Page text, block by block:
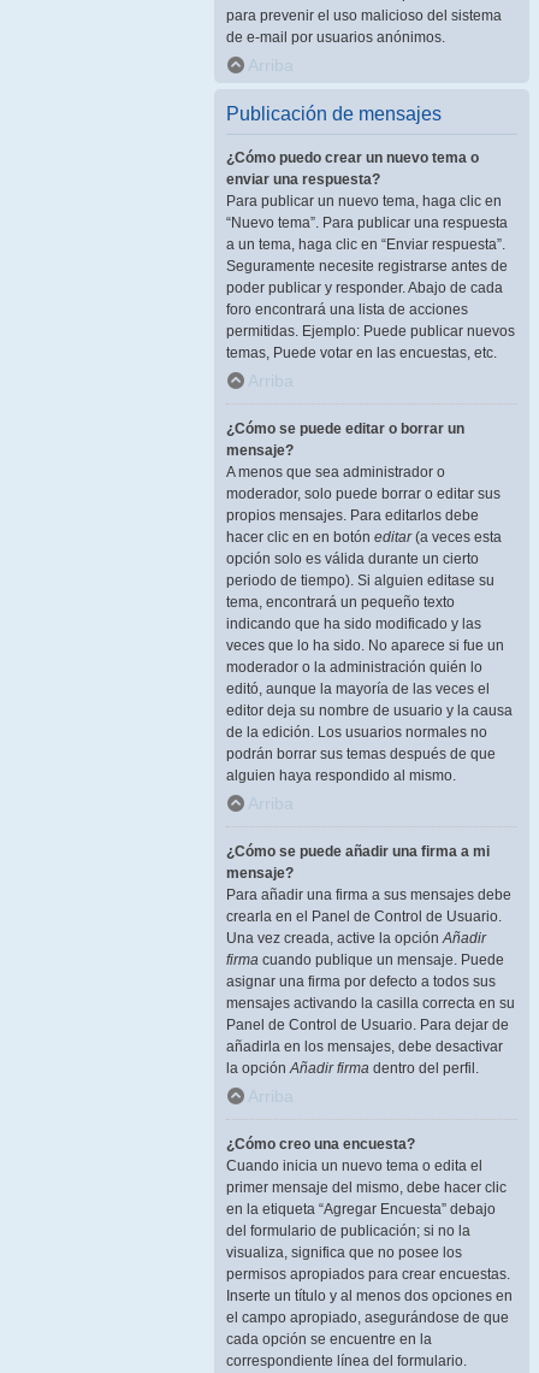
para prevenir el uso malicioso del sistema
de e-mail por usuarios anónimos.
Arriba
Publicación de mensajes
¿Cómo puedo crear un nuevo tema o
enviar una respuesta?
Para publicar un nuevo tema, haga clic en
“Nuevo tema”. Para publicar una respuesta
a un tema, haga clic en “Enviar respuesta”.
Seguramente necesite registrarse antes de
poder publicar y responder. Abajo de cada
foro encontrará una lista de acciones
permitidas. Ejemplo: Puede publicar nuevos
temas, Puede votar en las encuestas, etc.
Arriba
¿Cómo se puede editar o borrar un
mensaje?
A menos que sea administrador o
moderador, solo puede borrar o editar sus
propios mensajes. Para editarlos debe
hacer clic en en botón editar(a veces esta
opción solo es válida durante un cierto
periodo de tiempo). Si alguien editase su
tema, encontrará un pequeño texto
indicando que ha sido modificado y las
veces que lo ha sido. No aparece si fue un
moderador o la administración quién lo
editó, aunque la mayoría de las veces el
editor deja su nombre de usuario y la causa
de la edición. Los usuarios normales no
podrán borrar sus temas después de que
alguien haya respondido al mismo.
Arriba
¿Cómo se puede añadir una firma a mi
mensaje?
Para añadir una firma a sus mensajes debe
crearla en el Panel de Control de Usuario.
Una vez creada, active la opciónAñadir
firma cuando publique un mensaje. Puede
asignar una firma por defecto a todos sus
mensajes activando la casilla correcta en su
Panel de Control de Usuario. Para dejar de
añadirla en los mensajes, debe desactivar
la opciónAñadir firma dentro del perfil.
Arriba
¿Cómo creo una encuesta?
Cuando inicia un nuevo tema o edita el
primer mensaje del mismo, debe hacer clic
en la etiqueta “Agregar Encuesta” debajo
del formulario de publicación; si no la
visualiza, significa que no posee los
permisos apropiados para crear encuestas.
Inserte un título y al menos dos opciones en
el campo apropiado, asegurándose de que
cada opción se encuentre en la
correspondiente línea del formulario.